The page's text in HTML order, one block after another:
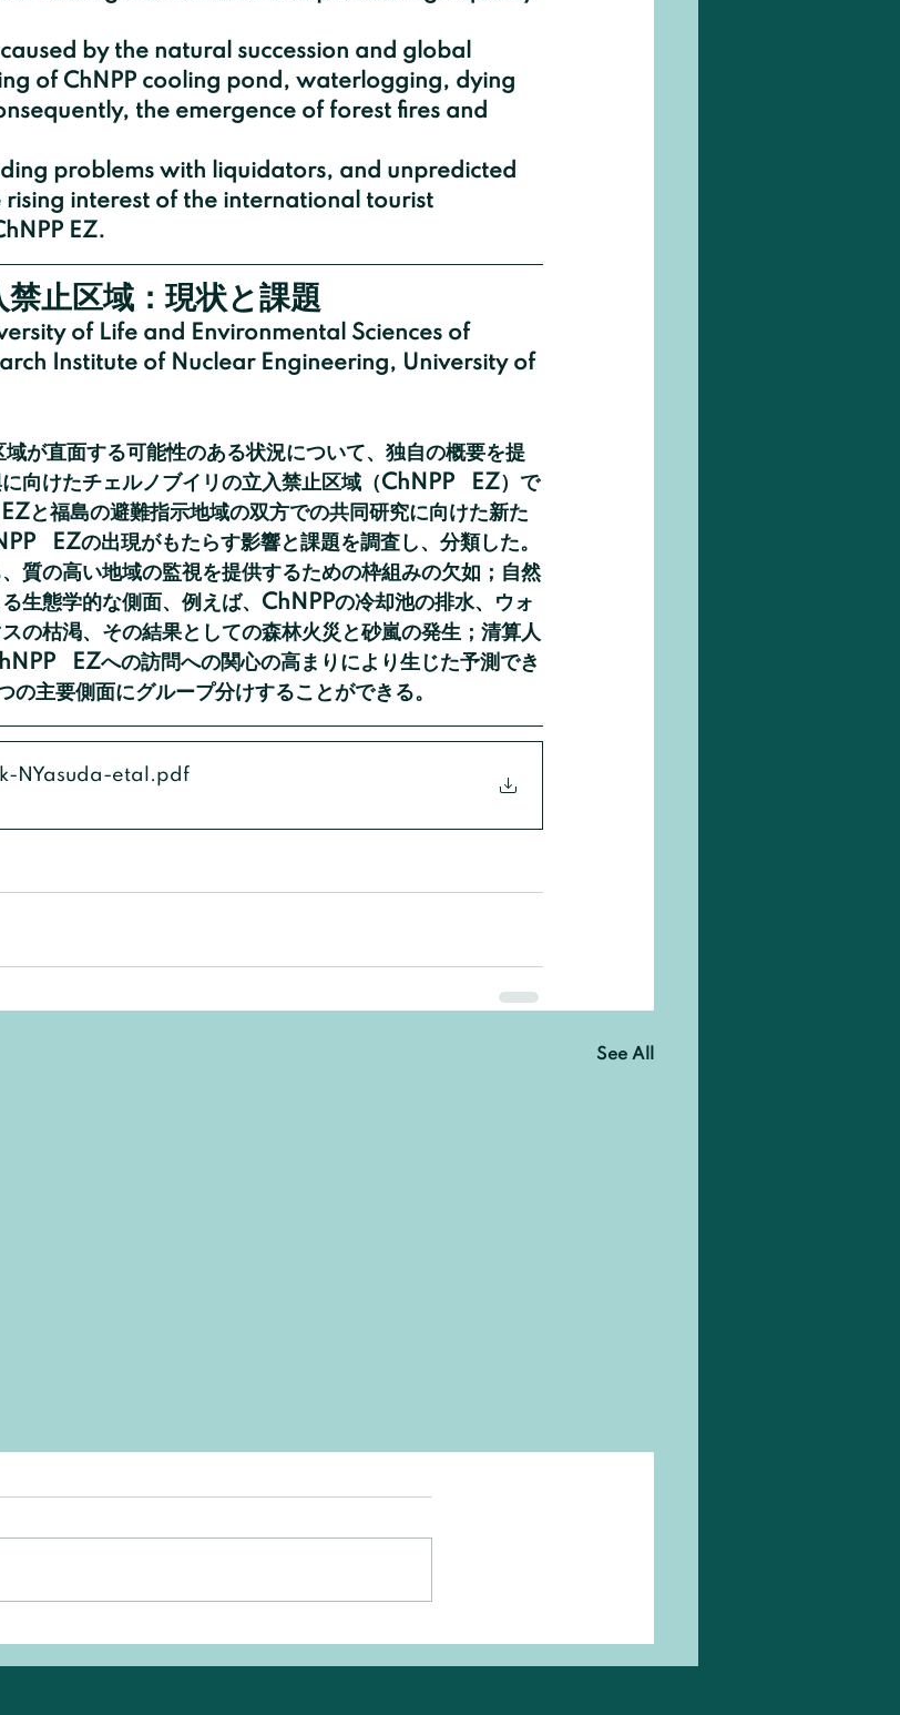
of ChNPP cooling pond, waterlogging, dying
the emergence of forest fires and
rising interest of the international tourist
EZ.
止区域：現状と課題
of Life and Environmental Sciences of
Institute of Nuclear Engineering, University of
向けたチェルノブイリの立入禁止区域（ChNPP   EZ）で
と福島の避難指示地域の双方での共同研究に向けた新た
EZの出現がもたらす影響と課題を調査し、分類した。
質の高い地域の監視を提供するための枠組みの欠如；自然
生態学的な側面、例えば、ChNPPの冷却池の排水、ウォ
の枯渇、その結果としての森林火災と砂嵐の発生；清算人
EZへの訪問への関心の高まりにより生じた予測でき
主要側面にグループ分けすることができる。
NYasuda-etal .pdf
See All